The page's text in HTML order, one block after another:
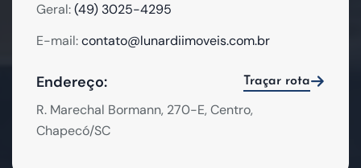
Geral:(49) 3025-4295
E-mail:contato@lunardiimoveis.com.br
Endereço: Traçar rota
R. Marechal Bormann, 270-E, Centro,
Chapecó/SC